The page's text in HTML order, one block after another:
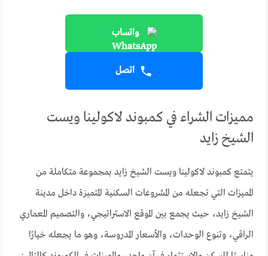
واتساب
اتصل
مميزات الشراء في كمبوند لاكولينا ويست
الشيخ زايد
يتمتع كمبوند لاكولينا ويست الشيخ زايد بمجموعة متكاملة من
المميزات التي تجعله من المشروعات السكنية المتميزة داخل مدينة
الشيخ زايد، حيث يجمع بين الموقع الاستراتيجي، والتصميم المعماري
الراقي، وتنوع الوحدات، والأسعار المدروسة، وهو ما يجعله خيارًا